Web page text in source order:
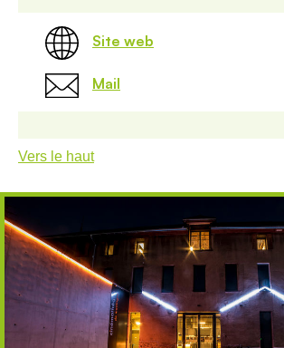
Site web
Mail
Vers le haut